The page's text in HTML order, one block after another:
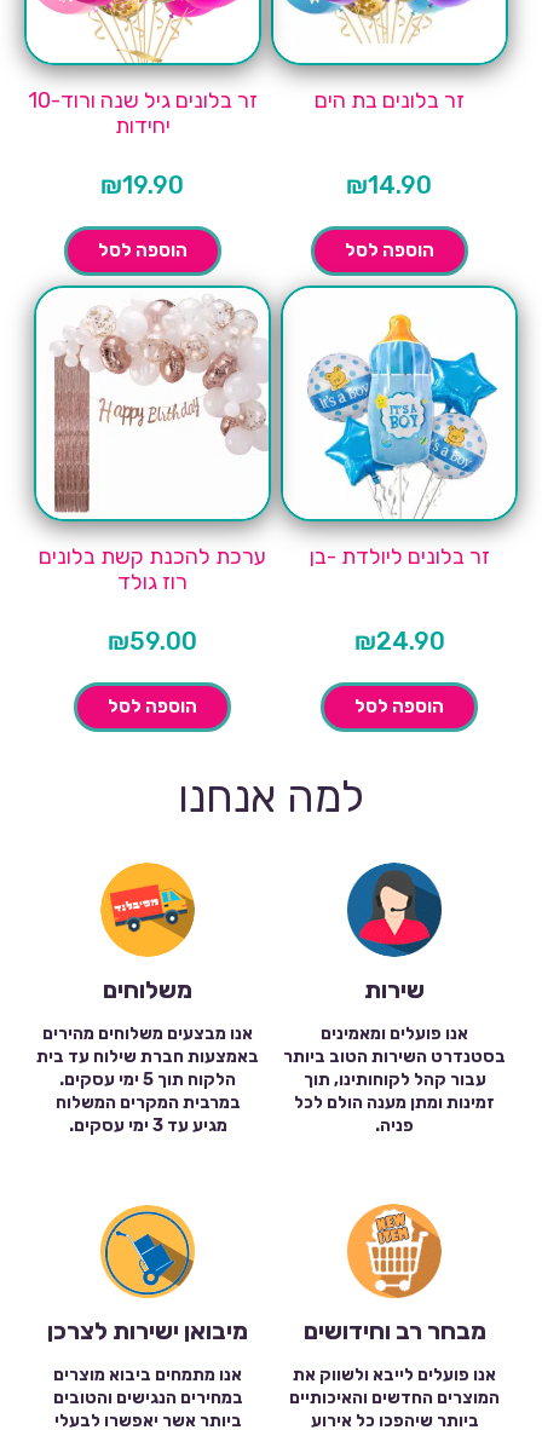
זר בלונים בת הים
₪14.90
הוספה לסל
זר בלונים גיל שנה ורוד-10
יחידות
₪19.90
הוספה לסל
זר בלונים ליולדת -בן
₪24.90
הוספה לסל
ערכת להכנת קשת בלונים
רוז גולד
₪59.00
הוספה לסל
למה אנחנו
שירות
אנו פועלים ומאמינים
בסטנדרט השירות הטוב ביותר
עבור קהל לקוחותינו, תוך
זמינות ומתן מענה הולם לכל
פניה.
משלוחים
אנו מבצעים משלוחים מהירים
באמצעות חברת שילוח עד בית
הלקוח תוך 5 ימי עסקים.
במרבית המקרים המשלוח
מגיע עד 3 ימי עסקים.
מבחר רב וחידושים
אנו פועלים לייבא ולשווק את
המוצרים החדשים והאיכותיים
ביותר שיהפכו כל אירוע
מיבואן ישירות לצרכן
אנו מתמחים ביבוא מוצרים
במחירים הנגישים והטובים
ביותר אשר יאפשרו לבעלי